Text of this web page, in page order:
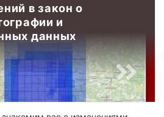
в закон о
и
данных